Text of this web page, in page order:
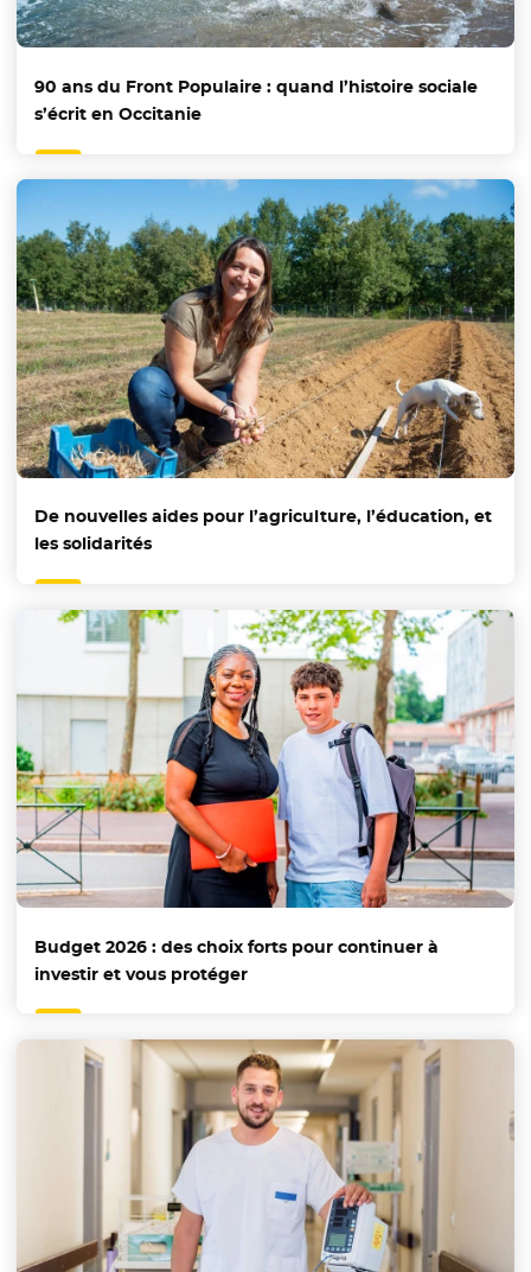
90 ans du Front Populaire : quand l’histoire sociale
s’écrit en Occitanie
De nouvelles aides pour l’agriculture, l’éducation, et
les solidarités
Budget 2026 : des choix forts pour continuer à
investir et vous protéger